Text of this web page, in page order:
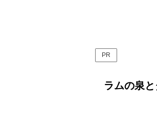
PR
ラムの泉